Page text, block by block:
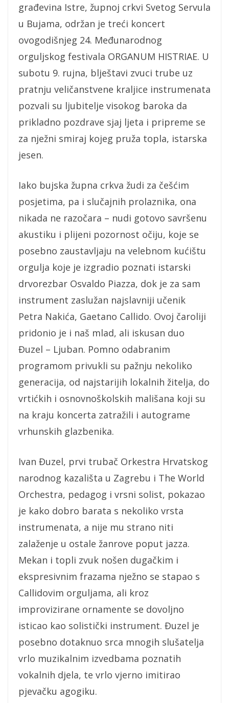
građevina Istre, župnoj crkvi Svetog Servula
u Bujama, održan je treći koncert
ovogodišnjeg 24. Međunarodnog
orguljskog festivala ORGANUM HISTRIAE. U
subotu 9. rujna, blještavi zvuci trube uz
pratnju veličanstvene kraljice instrumenata
pozvali su ljubitelje visokog baroka da
prikladno pozdrave sjaj ljeta i pripreme se
za nježni smiraj kojeg pruža topla, istarska
jesen.
Iako bujska župna crkva žudi za češćim
posjetima, pa i slučajnih prolaznika, ona
nikada ne razočara – nudi gotovo savršenu
akustiku i plijeni pozornost očiju, koje se
posebno zaustavljaju na velebnom kućištu
orgulja koje je izgradio poznati istarski
drvorezbar Osvaldo Piazza, dok je za sam
instrument zaslužan najslavniji učenik
Petra Nakića, Gaetano Callido. Ovoj čaroliji
pridonio je i naš mlad, ali iskusan duo
Đuzel – Ljuban. Pomno odabranim
programom privukli su pažnju nekoliko
generacija, od najstarijih lokalnih žitelja, do
vrtićkih i osnovnoškolskih mališana koji su
na kraju koncerta zatražili i autograme
vrhunskih glazbenika.
Ivan Đuzel, prvi trubač Orkestra Hrvatskog
narodnog kazališta u Zagrebu i The World
Orchestra, pedagog i vrsni solist, pokazao
je kako dobro barata s nekoliko vrsta
instrumenata, a nije mu strano niti
zalaženje u ostale žanrove poput jazza.
Mekan i topli zvuk nošen dugačkim i
ekspresivnim frazama nježno se stapao s
Callidovim orguljama, ali kroz
improvizirane ornamente se dovoljno
isticao kao solistički instrument. Đuzel je
posebno dotaknuo srca mnogih slušatelja
vrlo muzikalnim izvedbama poznatih
vokalnih djela, te vrlo vjerno imitirao
pjevačku agogiku.